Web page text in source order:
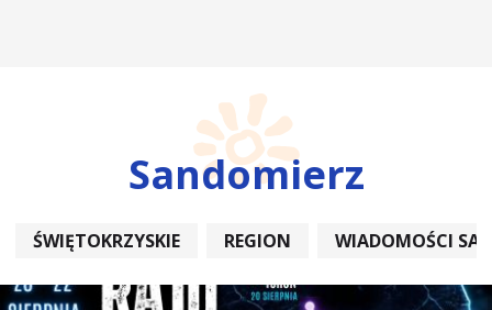
Sandomierz
ŚWIĘTOKRZYSKIE REGION WIADOMOŚCI